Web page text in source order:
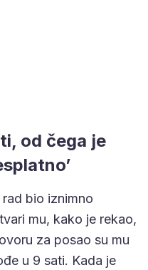
od čega je
bio iznimno
mu, kako je rekao,
za posao su mu
u 9 sati. Kada je